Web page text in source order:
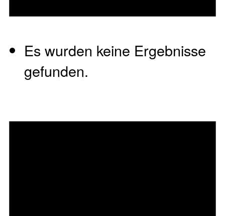
Es wurden keine Ergebnisse
gefunden.